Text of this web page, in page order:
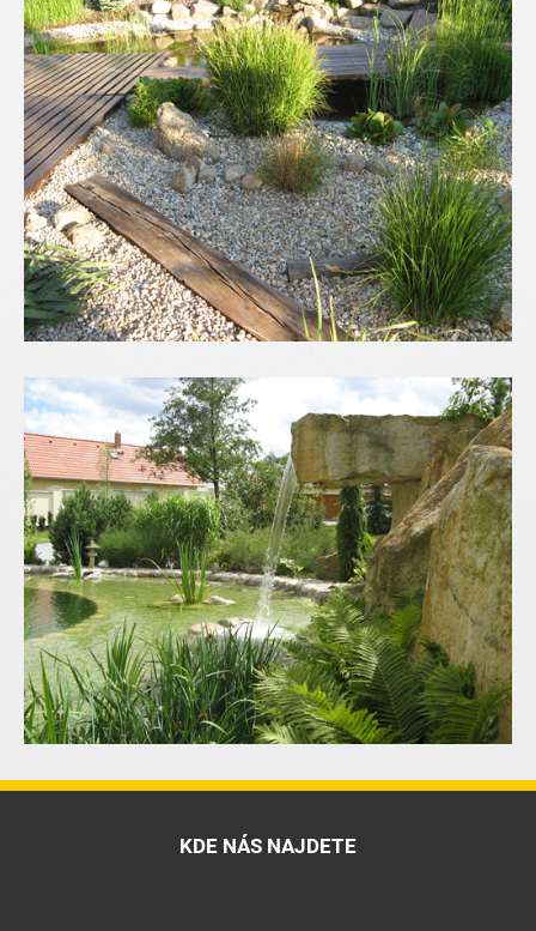
KDE NÁS NAJDETE